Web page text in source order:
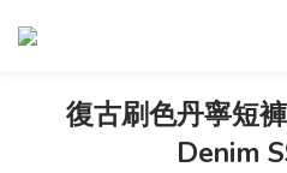
復古刷色丹寧短
Denim